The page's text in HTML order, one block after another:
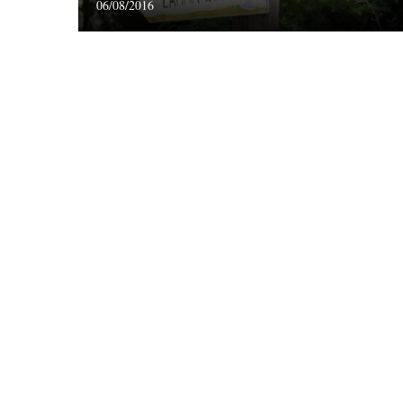
06/08/2016